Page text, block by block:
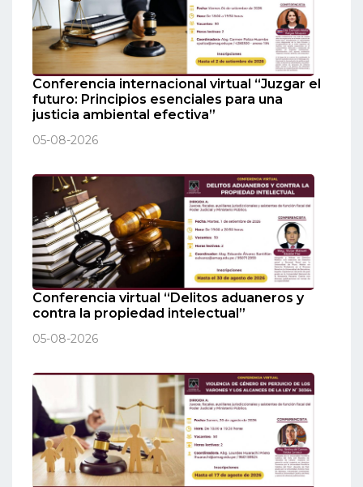
Conferencia internacional virtual “Juzgar el
futuro: Principios esenciales para una
justicia ambiental efectiva”
05-08-2026
Conferencia virtual “Delitos aduaneros y
contra la propiedad intelectual”
05-08-2026